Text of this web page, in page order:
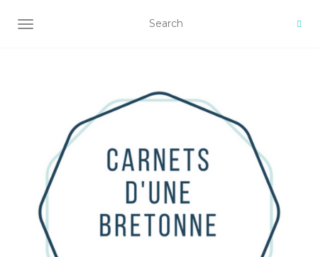
AFFICHER/MASQUER LA NAVIGATION